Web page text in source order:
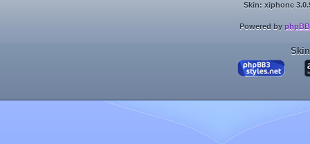
Skin: xiphone
Powered by phpBB